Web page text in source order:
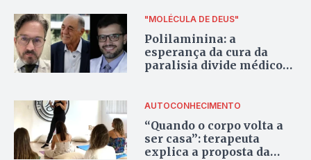
"MOLÉCULA DE DEUS"
Polilaminina: a
esperança da cura da
paralisia divide médicos
AUTOCONHECIMENTO
“Quando o corpo volta a
ser casa”: terapeuta
explica a proposta da